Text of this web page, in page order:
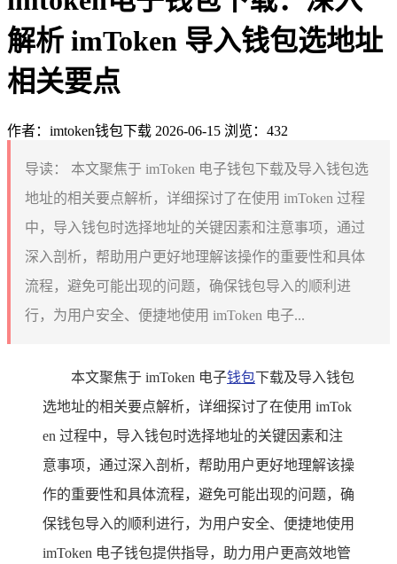
解析 imToken 导入钱包选地址
相关要点
作者：imtoken钱包下载 2026-06-15 浏览：432
导读：
本文聚焦于 imToken 电子钱包下载及导入钱包选
地址的相关要点解析，详细探讨了在使用 imToken 过程
中，导入钱包时选择地址的关键因素和注意事项，通过
深入剖析，帮助用户更好地理解该操作的重要性和具体
流程，避免可能出现的问题，确保钱包导入的顺利进
行，为用户安全、便捷地使用 imToken 电子...
本文聚焦于 imToken 电子钱包下载及导入钱包
选地址的相关要点解析，详细探讨了在使用 imTok
en 过程中，导入钱包时选择地址的关键因素和注
意事项，通过深入剖析，帮助用户更好地理解该操
作的重要性和具体流程，避免可能出现的问题，确
保钱包导入的顺利进行，为用户安全、便捷地使用
imToken 电子钱包提供指导，助力用户更高效地管